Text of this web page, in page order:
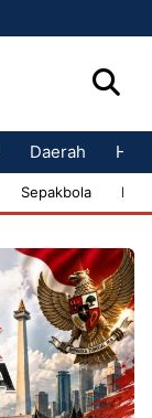
Daerah
Sepakbola